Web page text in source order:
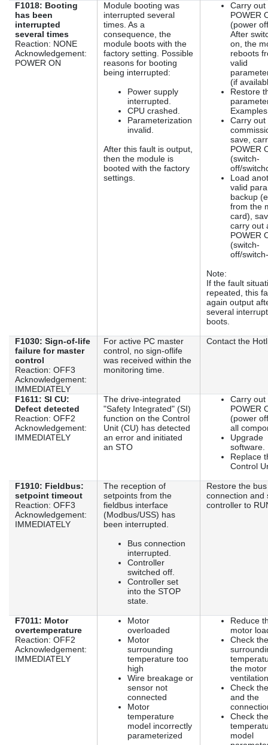
F1018: Booting
has been
interrupted
several times
Reaction: NONE
Acknowledgement:
POWER ON
Module booting was
interrupted several
times. As a
consequence, the
module boots with the
factory setting. Possible
reasons for booting
being interrupted:
Power supply
interrupted.
CPU crashed.
Parameterization
invalid.
After this fault is output,
then the module is
booted with the factory
settings.
Carry out
POWER
(power
After
on, the
reboots
valid
(if
Restore
Carry out
save,
POWER
(switch-
off/
Load
valid
backup
from the
card),
carry out
POWER
(switch-
off/
Note:
If the fault
repeated, this
again output
several
boots.
F1030: Sign-of-life
failure for master
control
Reaction: OFF3
Acknowledgement:
IMMEDIATELY
For active PC master
control, no sign-oflife
was received within the
monitoring time.
Contact the
F1611: SI CU:
Defect detected
Reaction: OFF2
Acknowledgement:
IMMEDIATELY
The drive-integrated
"Safety Integrated" (SI)
function on the Control
Unit (CU) has detected
an error and initiated
an STO
Carry out
POWER
(power
all
Upgrade
software.
Replace
Control
F1910: Fieldbus:
setpoint timeout
Reaction: OFF3
Acknowledgement:
IMMEDIATELY
The reception of
setpoints from the
fieldbus interface
(Modbus/USS) has
been interrupted.
Bus connection
interrupted.
Controller
switched off.
Controller set
into the STOP
state.
Restore the bus
connection and
controller to
F7011: Motor
overtemperature
Reaction: OFF2
Acknowledgement:
IMMEDIATELY
Motor
overloaded
Motor
surrounding
temperature too
high
Wire breakage or
sensor not
connected
Motor
temperature
model incorrectly
parameterized
Reduce
motor
Check the
the motor
Check
and the
Check
model